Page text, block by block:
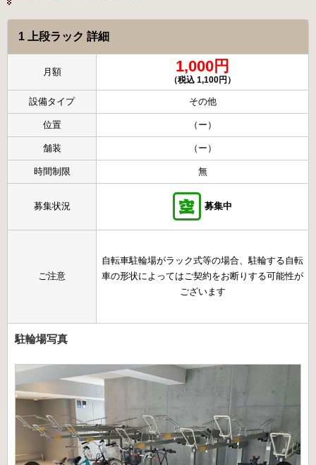
1 上段ラック 詳細
月額 1,000円
（税込 1,100円）
設備タイプ その他
位置 （ー）
舗装 （ー）
時間制限 無
募集状況 募集中
ご注意
自転車駐輪場がラック式等の場合、駐輪する自転
車の形状によってはご契約をお断りする可能性が
ございます
駐輪場写真